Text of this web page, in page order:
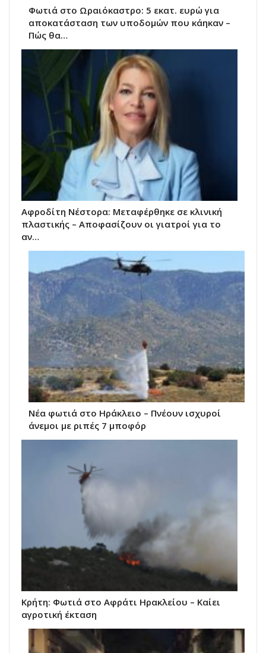
Φωτιά στο Ωραιόκαστρο: 5 εκατ. ευρώ για
αποκατάσταση των υποδομών που κάηκαν –
Πώς θα…
Αφροδίτη Νέστορα: Μεταφέρθηκε σε κλινική
πλαστικής – Αποφασίζουν οι γιατροί για το
αν…
Νέα φωτιά στο Ηράκλειο – Πνέουν ισχυροί
άνεμοι με ριπές 7 μποφόρ
Κρήτη: Φωτιά στο Αφράτι Ηρακλείου – Καίει
αγροτική έκταση